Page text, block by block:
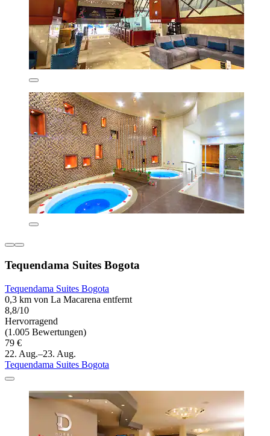
Tequendama Suites Bogota
Tequendama Suites Bogota
0,3 km von La Macarena entfernt
8,8/10
Hervorragend
(1.005 Bewertungen)
79 €
22. Aug.–23. Aug.
Tequendama Suites Bogota